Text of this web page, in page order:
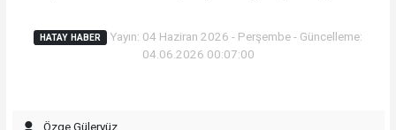
HATAY HABER
Yayın: 04 Haziran 2026 - Perşembe - Güncelleme:
04.06.2026 00:07:00
Özge Güleryüz